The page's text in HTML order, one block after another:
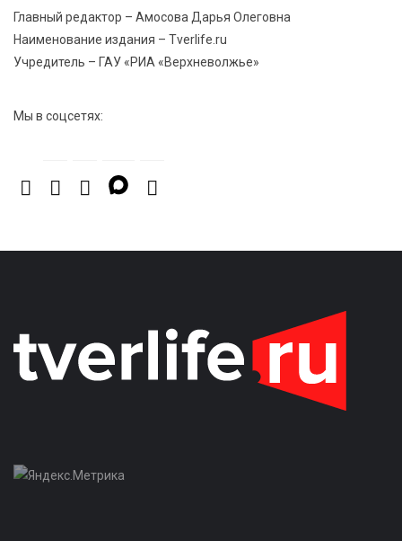
5 Авг 2026 15:56 512
Виталий Королев дал старт новым туристическим
Главный редактор – Амосова Дарья Олеговна
Наименование издания – Tverlife.ru
Учредитель – ГАУ «РИА «Верхневолжье»
Мы в соцсетях: